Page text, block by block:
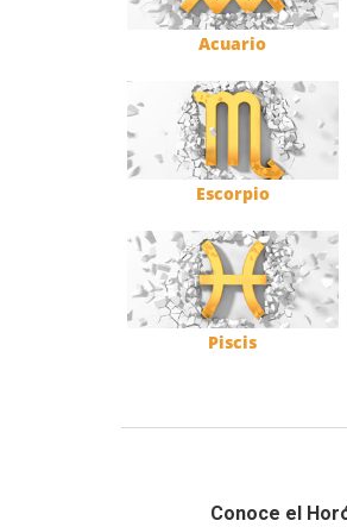
Acuario
Escorpio
Piscis
Conoce el